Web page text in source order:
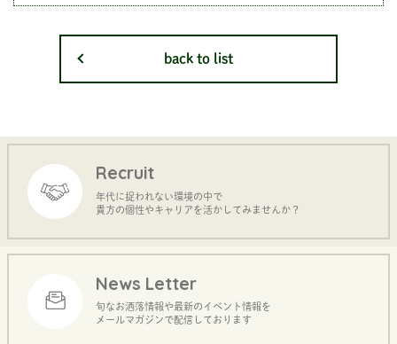
back to list
Recruit
年代に捉われない環境の中で
貴方の個性やキャリアを活かしてみませんか？
News Letter
旬なお洒落情報や最新のイベント情報を
メールマガジンで配信しております